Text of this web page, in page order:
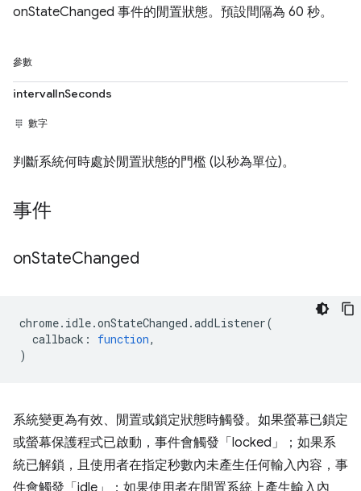
onStateChanged 事件的閒置狀態。預設間隔為 60 秒。
參數
intervalInSeconds
數字
判斷系統何時處於閒置狀態的門檻 (以秒為單位)。
事件
onStateChanged
chrome. idle.onStateChanged .addListener(
callback : function,
)
系統變更為有效、閒置或鎖定狀態時觸發。如果螢幕已鎖定
或螢幕保護程式已啟動，事件會觸發「locked」；如果系
統已解鎖，且使用者在指定秒數內未產生任何輸入內容，事
件會觸發「idle」；如果使用者在閒置系統上產生輸入內